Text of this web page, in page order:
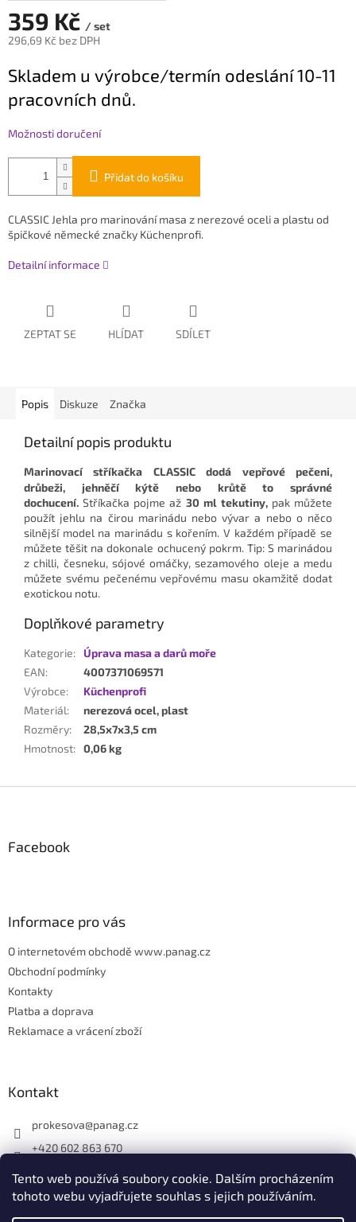
Tento web používá soubory cookie. Dalším procházením
tohoto webu vyjadřujete souhlas s jejich používáním.
359 Kč / set
296,69 Kč bez DPH
cena:
Skladem u výrobce/termín odeslání 10-11
pracovních dnů.
Možnosti doručení
Přidat do košíku
CLASSIC Jehla pro marinování masa z nerezové oceli a plastu od
špičkové německé značky Küchenprofi.
Detailní informace
ZEPTAT SE HLÍDAT SDÍLET
Popis Diskuze Značka
Detailní popis produktu
Marinovací stříkačka CLASSIC
dodá vepřové pečeni,
drůbeži, jehněčí kýtě nebo krůtě to správné
dochucení. Stříkačka pojme až 30 ml tekutiny,pak můžete
použít jehlu na čirou marinádu nebo vývar a nebo o něco
silnější model na marinádu s kořením. V každém případě se
můžete těšit na dokonale ochucený pokrm. Tip: S marinádou
z chilli, česneku, sójové omáčky, sezamového oleje a medu
můžete svému pečenému vepřovému masu okamžitě dodat
exotickou notu.
Doplňkové parametry
Kategorie:
Úprava masa a darů moře
EAN:
4007371069571
Výrobce:
Küchenprofi
Materiál:
nerezová ocel, plast
Rozměry:
28,5x7x3,5 cm
Hmotnost: 0,06 kg
p
aFacebook
Informace pro vás
O internetovém obchodě www.panag.cz
Obchodní podmínky
Kontakty
Platba a doprava
Reklamace a vrácení zboží
Kontakt
prokesova@panag.cz
+420 602 863 670